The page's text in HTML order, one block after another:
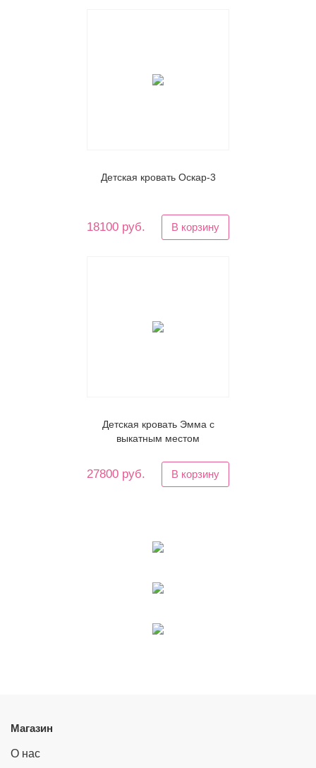
Детская кровать Оскар-3
18100 руб. В корзину
Детская кровать Эмма с
выкатным местом
27800 руб. В корзину
Магазин
О нас